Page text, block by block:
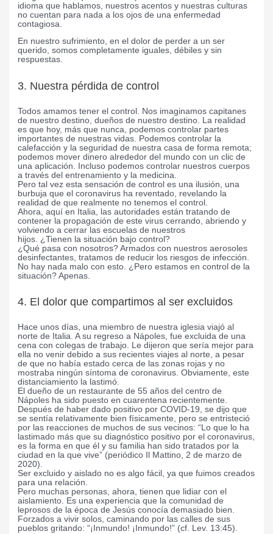
idioma que hablamos, nuestros acentos y nuestras culturas
no cuentan para nada a los ojos de una enfermedad
contagiosa.
En nuestro sufrimiento, en el dolor de perder a un ser
querido, somos completamente iguales, débiles y sin
respuestas.
3. Nuestra pérdida de control
Todos amamos tener el control. Nos imaginamos capitanes
de nuestro destino, dueños de nuestro destino. La realidad
es que hoy, más que nunca, podemos controlar partes
importantes de nuestras vidas. Podemos controlar la
calefacción y la seguridad de nuestra casa de forma remota;
podemos mover dinero alrededor del mundo con un clic de
una aplicación. Incluso podemos controlar nuestros cuerpos
a través del entrenamiento y la medicina.
Pero tal vez esta sensación de control es una ilusión, una
burbuja que el coronavirus ha reventado, revelando la
realidad de que realmente no tenemos el control.
Ahora, aquí en Italia, las autoridades están tratando de
contener la propagación de este virus cerrando, abriendo y
volviendo a cerrar las escuelas de nuestros
hijos. ¿Tienen la situación bajo control?
¿Qué pasa con nosotros? Armados con nuestros aerosoles
desinfectantes, tratamos de reducir los riesgos de infección.
No hay nada malo con esto. ¿Pero estamos en control de la
situación? Apenas.
4. El dolor que compartimos al ser excluidos
Hace unos días, una miembro de nuestra iglesia viajó al
norte de Italia. A su regreso a Nápoles, fue excluida de una
cena con colegas de trabajo. Le dijeron que sería mejor para
ella no venir debido a sus recientes viajes al norte, a pesar
de que no había estado cerca de las zonas rojas y no
mostraba ningún síntoma de coronavirus. Obviamente, este
distanciamiento la lastimó.
El dueño de un restaurante de 55 años del centro de
Nápoles ha sido puesto en cuarentena recientemente.
Después de haber dado positivo por COVID-19, se dijo que
se sentía relativamente bien físicamente, pero se entristeció
por las reacciones de muchos de sus vecinos: “Lo que lo ha
lastimado más que su diagnóstico positivo por el coronavirus,
es la forma en que él y su familia han sido tratados por la
ciudad en la que vive” (periódico Il Mattino, 2 de marzo de
2020).
Ser excluido y aislado no es algo fácil, ya que fuimos creados
para una relación.
Pero muchas personas, ahora, tienen que lidiar con el
aislamiento. Es una experiencia que la comunidad de
leprosos de la época de Jesús conocía demasiado bien.
Forzados a vivir solos, caminando por las calles de sus
pueblos gritando: “¡Inmundo! ¡Inmundo!” (cf. Lev. 13:45).